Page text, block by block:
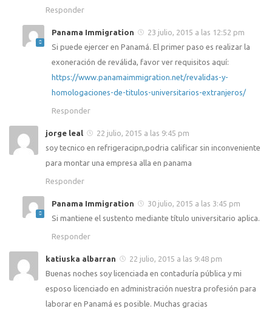
Responder
Panama Immigration
23 julio, 2015 a las 12:52 pm
Si puede ejercer en Panamá. El primer paso es realizar la
exoneración de reválida, favor ver requisitos aquí:
https://www.panamaimmigration.net/revalidas-y-
homologaciones-de-titulos-universitarios-extranjeros/
Responder
jorge leal
22 julio, 2015 a las 9:45 pm
soy tecnico en refrigeracipn,podria calificar sin inconveniente
para montar una empresa alla en panama
Responder
Panama Immigration
30 julio, 2015 a las 3:45 pm
Si mantiene el sustento mediante título universitario aplica.
Responder
katiuska albarran
22 julio, 2015 a las 9:48 pm
Buenas noches soy licenciada en contaduría pública y mi
esposo licenciado en administración nuestra profesión para
laborar en Panamá es posible. Muchas gracias